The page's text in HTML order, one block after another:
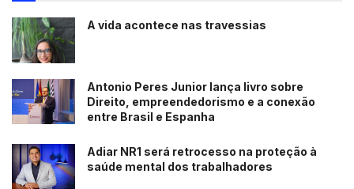
A vida acontece nas travessias
Antonio Peres Junior lança livro sobre
Direito, empreendedorismo e a conexão
entre Brasil e Espanha
Adiar NR1 será retrocesso na proteção à
saúde mental dos trabalhadores